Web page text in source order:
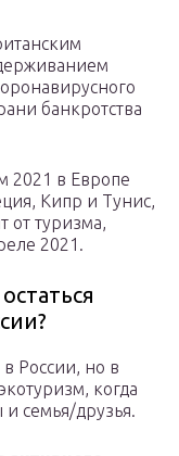
банкротства
2021 в Европе
Кипр и Тунис,
от туризма,
2021.
России, но в
когда
и семья/друзья.